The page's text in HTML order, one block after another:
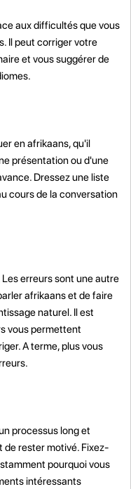
aux difficultés que vous
Il peut corriger votre
et vous suggérer de
en afrikaans, qu'il
présentation ou d'une
Dressez une liste
cours de la conversation
erreurs sont une autre
afrikaans et de faire
naturel. Il est
vous permettent
A terme, plus vous
processus long et
rester motivé. Fixez-
pourquoi vous
intéressants